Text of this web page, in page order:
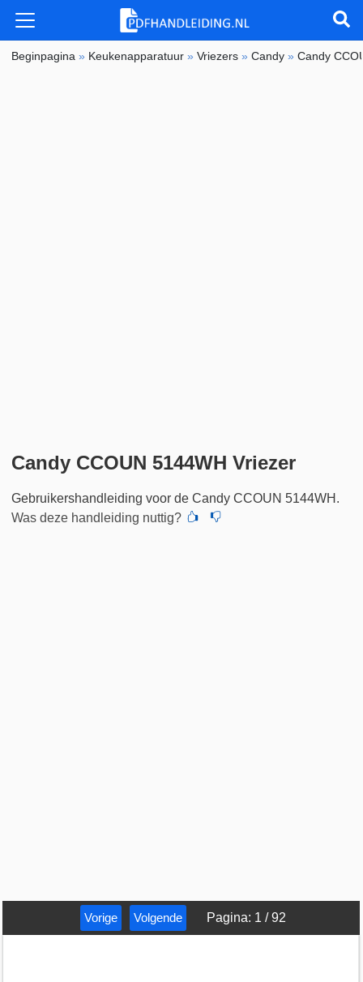
Beginpagina » Keukenapparatuur »Vriezers »Candy »Candy
Candy CCOUN 5144WH Vriezer
Gebruikershandleiding voor de Candy CCOUN 5144WH.
Was deze handleiding nuttig?
Vorige Volgende Pagina: 1 /92